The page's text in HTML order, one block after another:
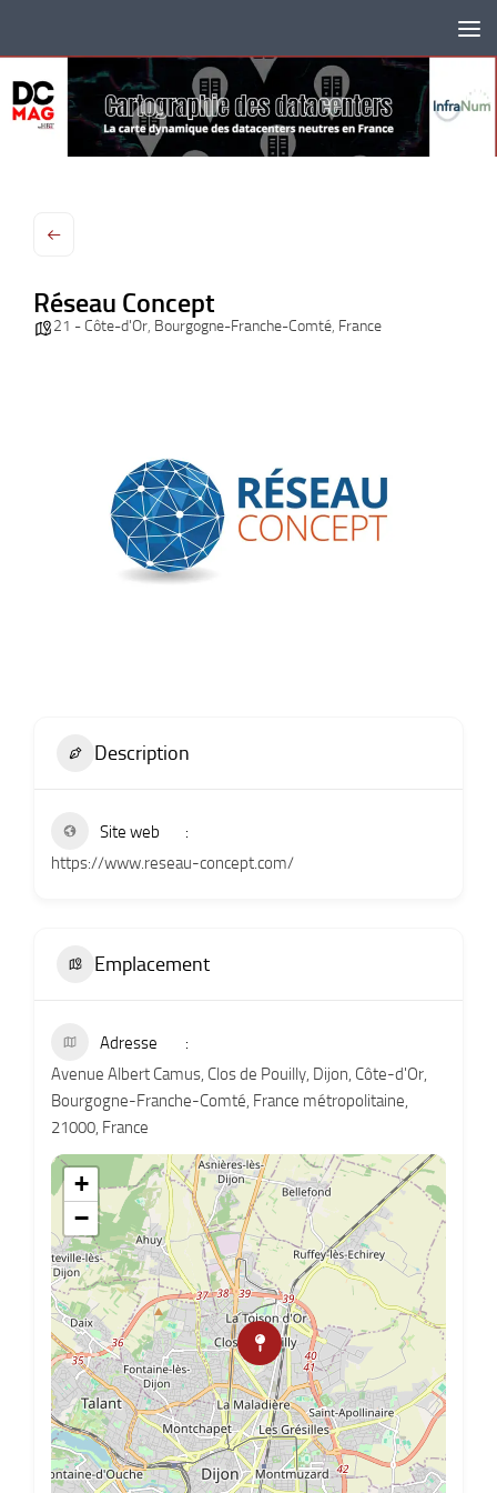
Réseau Concept
21 - Côte-d'Or, Bourgogne-Franche-Comté, France
Description
Site web
https://www.reseau-concept.com/
Emplacement
Adresse
Avenue Albert Camus, Clos de Pouilly, Dijon, Côte-d'Or,
Bourgogne-Franche-Comté, France métropolitaine,
21000, France
+
−